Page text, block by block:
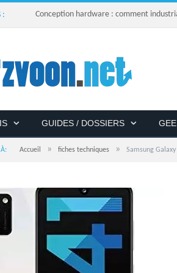
: Conception hardware : comment
GUIDES / DOSSIERS
Accueil » fiches techniques » Samsung